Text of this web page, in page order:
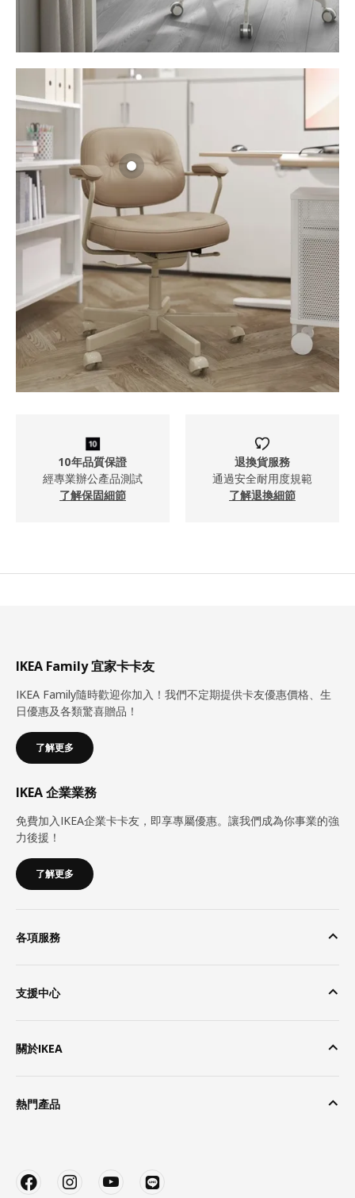
10年品質保證
經專業辦公產品測試
了解保固細節
退換貨服務
通過安全耐用度規範
了解退換細節
IKEA Family 宜家卡卡友
IKEA Family隨時歡迎你加入！我們不定期提供卡友優惠價格、生
日優惠及各類驚喜贈品！
了解更多
IKEA 企業業務
免費加入IKEA企業卡卡友，即享專屬優惠。讓我們成為你事業的強
力後援！
了解更多
各項服務
支援中心
關於IKEA
熱門產品